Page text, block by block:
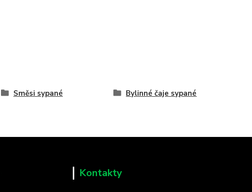
Směsi sypané Bylinné čaje sypané
Kontakty